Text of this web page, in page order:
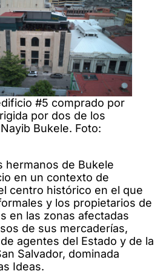
#5 comprado por
por dos de los
Bukele. Foto:
hermanos de Bukele
en un contexto de
centro histórico en el que
y los propietarios de
en las zonas afectadas
de sus mercaderías,
agentes del Estado y de la
Salvador, dominada
Ideas.